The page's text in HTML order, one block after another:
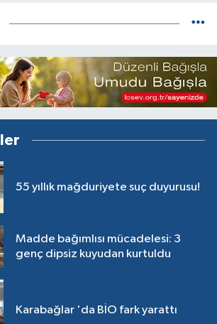
55 yıllık mağduriyete suç duyurusu!
Madde bağımlısı mücadelesi: 3
genç dipsiz kuyudan kurtuldu
Karabağlar 'da BİO fark yarattı